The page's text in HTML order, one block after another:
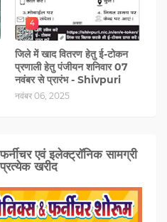
4
जिले में खाद वितरण हेतु ई-टोकन
प्रणाली हेतु पंजीयन शनिवार 07
नवंबर से प्रारंभ - Shivpuri
नवंबर 06, 2025
एवं इलेक्ट्रॉनिक सामग्री
खरीद